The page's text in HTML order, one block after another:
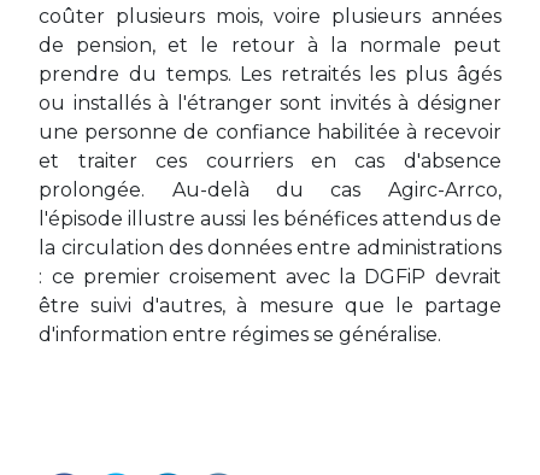
coûter plusieurs mois, voire plusieurs années
de pension, et le retour à la normale peut
prendre du temps. Les retraités les plus âgés
ou installés à l'étranger sont invités à désigner
une personne de confiance habilitée à recevoir
et traiter ces courriers en cas d'absence
prolongée. Au-delà du cas Agirc-Arrco,
l'épisode illustre aussi les bénéfices attendus de
la circulation des données entre administrations
: ce premier croisement avec la DGFiP devrait
être suivi d'autres, à mesure que le partage
d'information entre régimes se généralise.